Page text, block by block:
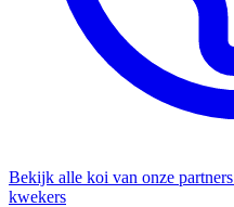
Bekijk alle koi van onze partners
kwekers